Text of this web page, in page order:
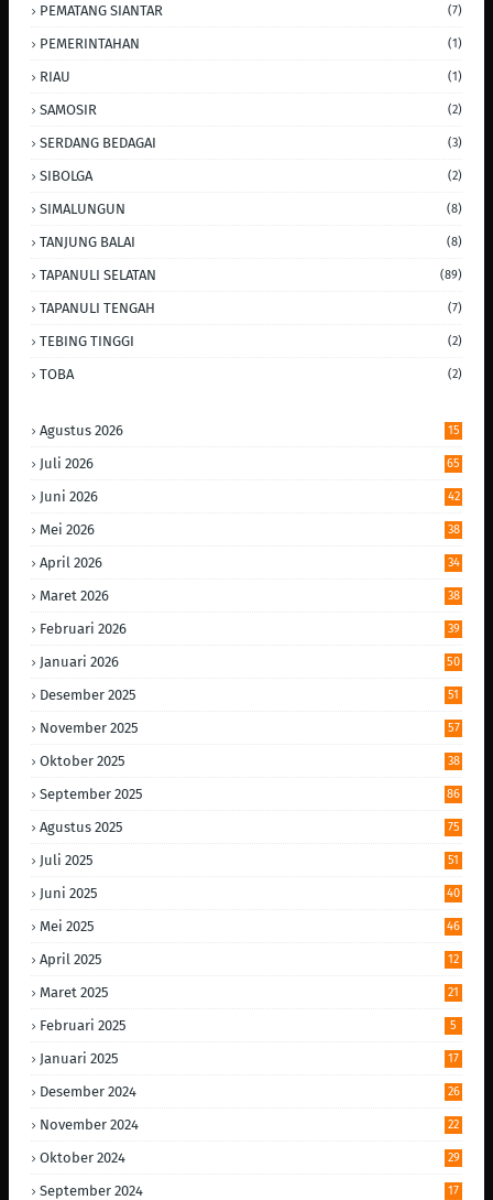
PEMATANG SIANTAR (7)
PEMERINTAHAN (1)
RIAU (1)
SAMOSIR (2)
SERDANG BEDAGAI (3)
SIBOLGA (2)
SIMALUNGUN (8)
TANJUNG BALAI (8)
TAPANULI SELATAN (89)
TAPANULI TENGAH (7)
TEBING TINGGI (2)
TOBA (2)
Agustus 2026 15
Juli 2026 65
Juni 2026 42
Mei 2026 38
April 2026 34
Maret 2026 38
Februari 2026 39
Januari 2026 50
Desember 2025 51
November 2025 57
Oktober 2025 38
September 2025 86
Agustus 2025 75
Juli 2025 51
Juni 2025 40
Mei 2025 46
April 2025 12
Maret 2025 21
Februari 2025 5
Januari 2025 17
Desember 2024 26
November 2024 22
Oktober 2024 29
September 2024 17